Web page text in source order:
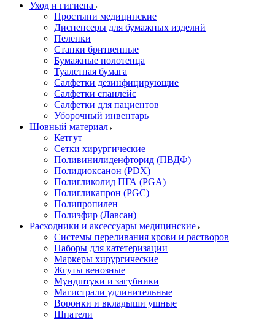
Уход и гигиена
Простыни медицинские
Диспенсеры для бумажных изделий
Пеленки
Станки бритвенные
Бумажные полотенца
Туалетная бумага
Салфетки дезинфицирующие
Салфетки спанлейс
Салфетки для пациентов
Уборочный инвентарь
Шовный материал
Кетгут
Сетки хирургические
Поливинилиденфторид (ПВДФ)
Полидиоксанон (PDX)
Полигликолид ПГА (PGA)
Полигликапрон (PGC)
Полипропилен
Полиэфир (Лавсан)
Расходники и аксессуары медицинские
Системы переливания крови и растворов
Наборы для катетеризации
Маркеры хирургические
Жгуты венозные
Мундштуки и загубники
Магистрали удлинительные
Воронки и вкладыши ушные
Шпатели